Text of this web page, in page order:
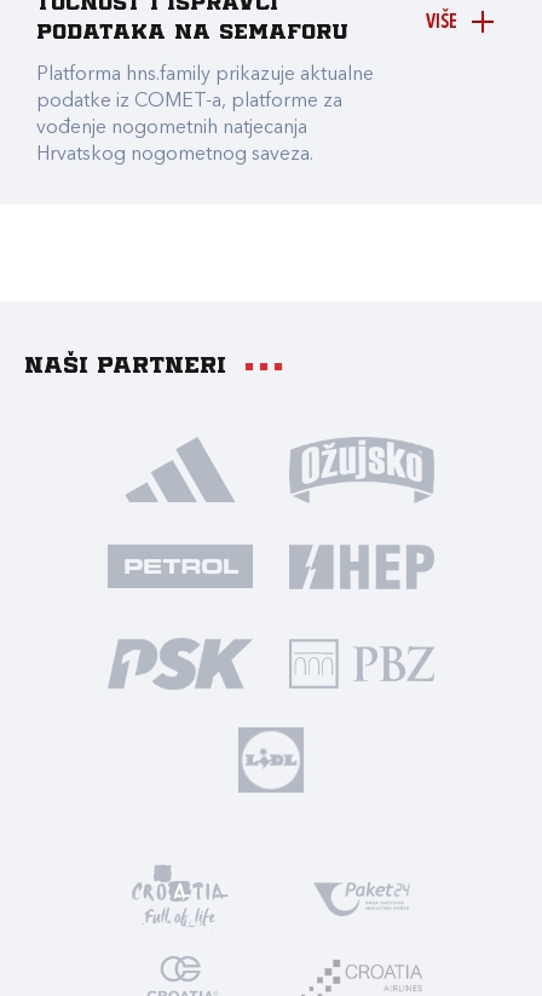
VIŠE
podataka na Semaforu
Platforma hns.family prikazuje aktualne
podatke iz COMET-a, platforme za
vođenje nogometnih natjecanja
Hrvatskog nogometnog saveza.
Naši partneri